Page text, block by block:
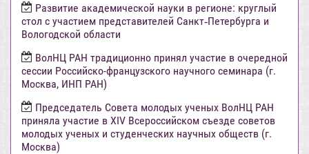
Развитие академической науки в регионе: круглый
стол с участием представителей Санкт‑Петербурга и
Вологодской области
ВолНЦ РАН традиционно принял участие в очередной
сессии Российско-французского научного семинара (г.
Москва, ИНП РАН)
Председатель Совета молодых ученых ВолНЦ РАН
приняла участие в XIV Всероссийском съезде советов
молодых ученых и студенческих научных обществ (г.
Москва)